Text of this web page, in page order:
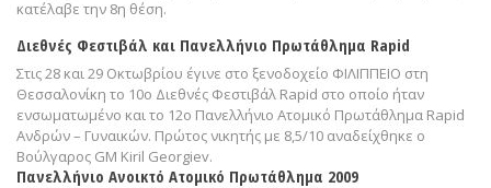
κατέλαβε την 8η θέση.
Διεθνές Φεστιβάλ και Πανελλήνιο Πρωτάθλημα Rapid
Στις 28 και 29 Οκτωβρίου έγινε στο ξενοδοχείο ΦΙΛΙΠΠΕΙΟ στη
Θεσσαλονίκη το 10ο Διεθνές Φεστιβάλ Rapid στο οποίο ήταν
ενσωματωμένο και το 12ο Πανελλήνιο Ατομικό Πρωτάθλημα Rapid
Ανδρών – Γυναικών. Πρώτος νικητής με 8,5/10 αναδείχθηκε ο
Βούλγαρος GM Kiril Georgiev.
Πανελλήνιο Ανοικτό Ατομικό Πρωτάθλημα 2009